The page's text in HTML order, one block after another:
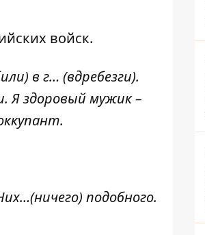
войск.
в г… (вдребезги).
Я здоровый мужик –
подобного.